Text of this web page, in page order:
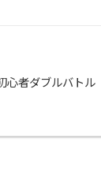
者ダブルバトル